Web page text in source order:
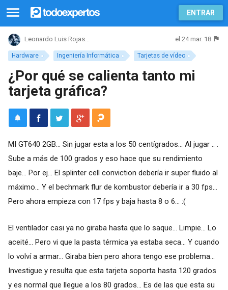
ENTRAR
Hardware Ingeniería Informática Tarjetas de vídeo
Leonardo Luis Rojas... el 24 mar. 18
¿Por qué se calienta tanto mi
tarjeta gráfica?
MI GT640 2GB... Sin jugar esta a los 50 centígrados... Al jugar .. .
Sube a más de 100 grados y eso hace que su rendimiento
baje... Por ej... El splinter cell conviction debería ir super fluido al
máximo... Y el bechmark flur de kombustor debería ir a 30 fps...
Pero ahora empieza con 17 fps y baja hasta 8 o 6... :(
El ventilador casi ya no giraba hasta que lo saque... Limpie... Lo
aceité... Pero vi que la pasta térmica ya estaba seca... Y cuando
lo volví a armar... Giraba bien pero ahora tengo ese problema...
Investigue y resulta que esta tarjeta soporta hasta 120 grados
y es normal que llegue a los 80 grados... Es de las que esta su